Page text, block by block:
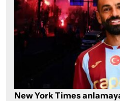
New York Times